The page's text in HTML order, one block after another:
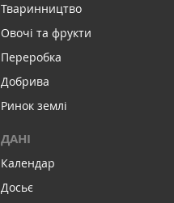
Тваринництво
Овочі та фрукти
Переробка
Добрива
Ринок землі
ДАНІ
Календар
Досьє